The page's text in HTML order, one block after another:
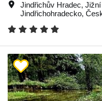
Jindřichův Hradec,
Jindřichohradecko,